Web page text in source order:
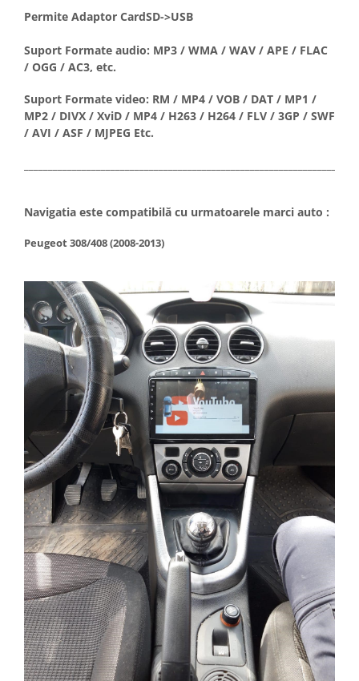
Permite Adaptor CardSD->USB
Suport Formate audio: MP3 / WMA / WAV / APE / FLAC
/ OGG / AC3, etc.
Suport Formate video: RM / MP4 / VOB / DAT / MP1 /
MP2 / DIVX / XviD / MP4 / H263 / H264 / FLV / 3GP / SWF
/ AVI / ASF / MJPEG Etc.
Navigatia este compatibilă cu urmatoarele marci auto :
Peugeot 308/408 (2008-2013)